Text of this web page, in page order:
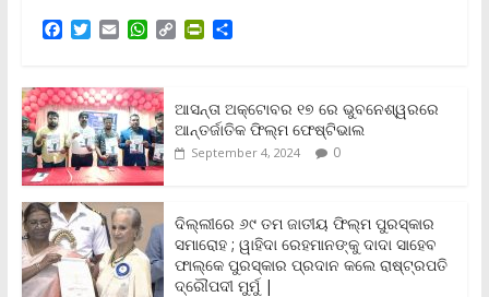
F
e
b
o
o
k
T
t
t
e
r
E
i
l
W
t
s
A
p
p
C
L
i
n
k
P
t
F
r
i
d
l
y
S
e
ଆସନ୍ତା ଅକ୍ଟୋବର ୧୭ ରେ ଭୁବନେଶ୍ୱରରେ
ଆନ୍ତର୍ଜାତିକ ଫିଲ୍ମ ଫେଷ୍ଟିଭାଲ
September 4, 2024 0
ଦିଲ୍ଲୀରେ ୬୯ ତମ ଜାତୀୟ ଫିଲ୍ମ ପୁରସ୍କାର
ସମାରୋହ ; ୱାହିଦା ରେହମାନଙ୍କୁ ଦାଦା ସାହେବ
ଫାଲ୍‌କେ ପୁରସ୍କାର ପ୍ରଦାନ କଲେ ରାଷ୍ଟ୍ରପତି
ଦ୍ରୌପଦୀ ମୁର୍ମୁ |